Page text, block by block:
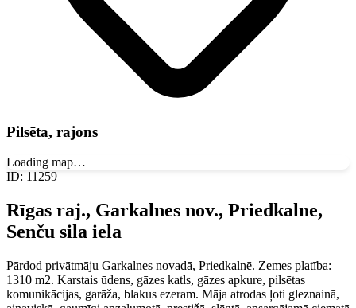
Pilsēta, rajons
Loading map…
ID: 11259
Rīgas raj., Garkalnes nov., Priedkalne,
Senču sila iela
Pārdod privātmāju Garkalnes novadā, Priedkalnē. Zemes platība:
1310 m2. Karstais ūdens, gāzes katls, gāzes apkure, pilsētas
komunikācijas, garāža, blakus ezeram. Māja atrodas ļoti gleznainā,